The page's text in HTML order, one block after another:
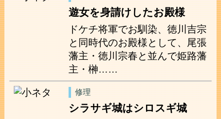
遊女を身請けしたお殿様
ドケチ将軍でお馴染、徳川吉宗
と同時代のお殿様として、尾張
藩主・徳川宗春と並んで姫路藩
主・榊……
修理
シラサギ城はシロスギ城